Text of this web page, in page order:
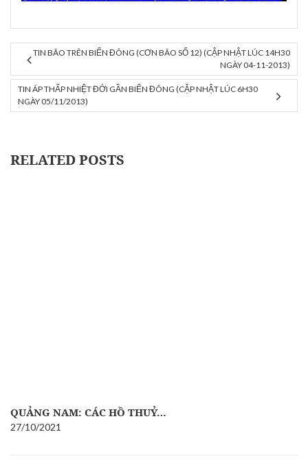
TIN BÃO TRÊN BIỂN ĐÔNG (CƠN BÃO SỐ 12) (CẬP NHẬT LÚC 14H30
NGÀY 04-11-2013)
TIN ÁP THẤP NHIỆT ĐỚI GẦN BIỂN ĐÔNG (CẬP NHẬT LÚC 6H30
NGÀY 05/11/2013)
RELATED POSTS
QUẢNG NAM: CÁC HỒ THUỶ…
27/10/2021